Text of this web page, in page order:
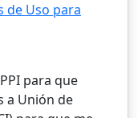
de Uso para
para que
a Unión de